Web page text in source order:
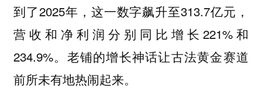
到了2025年，这一数字飙升至313.7亿元，
营收和净利润分别同比增长221%和
234.9%。老铺的增长神话让古法黄金赛道
前所未有地热闹起来。